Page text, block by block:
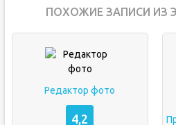
ПОХОЖИЕ ЗАПИСИ ИЗ
Редактор фото
4,2